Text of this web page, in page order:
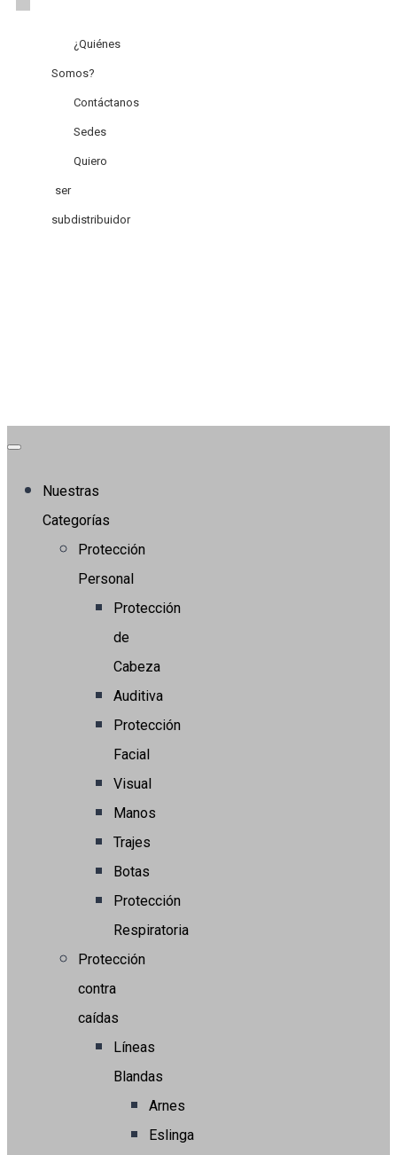
¿Quiénes
Somos?
Contáctanos
Sedes
Quiero
ser
subdistribuidor
Nuestras
Categorías
Protección
Personal
Protección
de
Cabeza
Auditiva
Protección
Facial
Visual
Manos
Trajes
Botas
Protección
Respiratoria
Protección
contra
caídas
Líneas
Blandas
Arnes
Eslinga